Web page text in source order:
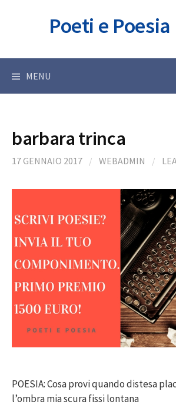
Poeti e
MENU
barbara trinca
17 GENNAIO 2017 / WEBADMIN /
POESIA: Cosa provi quando distesa
l’ombra mia scura fissi lontana